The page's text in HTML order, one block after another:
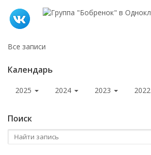
Все записи
Календарь
2025 2024 2023 2022
Поиск